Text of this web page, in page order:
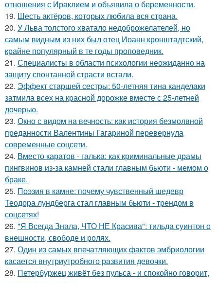
отношения с Ираклием и объявила о беременности.
19. Шесть актёров, которых любила вся страна.
20. У Льва толстого хватало недоброжелателей, но
самым видным из них был отец Иоанн кронштадтский,
крайне популярный в те годы проповедник.
21. Специалисты в области психологии неожиданно на
защиту спонтанной страсти встали.
22. Эффект старшей сестры: 50-летняя тина канделаки
затмила всех на красной дорожке вместе с 25-летней
дочерью.
23. Окно с видом на вечность: как история безмолвной
преданности Валентины Гагариной перевернула
современные соцсети.
24. Вместо каратов - галька: как криминальные драмы
пингвинов из-за камней стали главным бьюти - мемом о
браке.
25. Поэзия в камне: почему чувственный шедевр
Теодора лундберга стал главным бьюти - трендом в
соцсетях!
26. "Я Всегда Знала, ЧТО НЕ Красива": тильда суинтон о
внешности, свободе и ролях.
27. Один из самых впечатляющих фактов эмбриологии
касается внутриутробного развития девочки.
28. Петербуржец живёт без пульса - и спокойно говорит,